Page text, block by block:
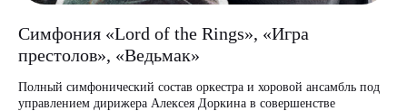
Симфония «Lord of the Rings», «Игра
престолов», «Ведьмак»
Полный симфонический состав оркестра и хоровой ансамбль под
управлением дирижера Алексея Доркина в совершенстве